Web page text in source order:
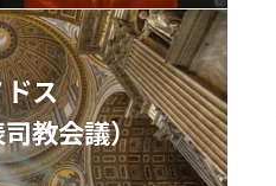
ス
教会議）